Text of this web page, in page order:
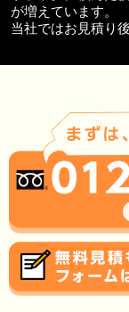
が増えています。
当社ではお見積り